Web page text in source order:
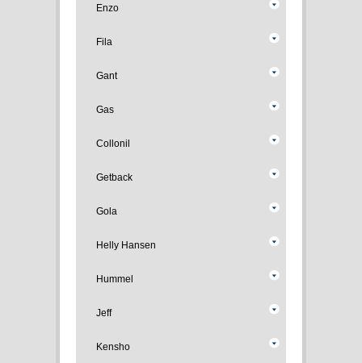
Enzo
Fila
Gant
Gas
Collonil
Getback
Gola
Helly Hansen
Hummel
Jeff
Kensho